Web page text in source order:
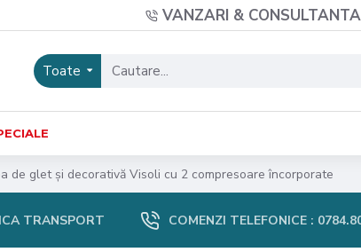
VANZARI &
Toate
de glet și decorativă Visoli cu 2 compresoare încorporate
TRANSPORT COMENZI TELEFONICE :